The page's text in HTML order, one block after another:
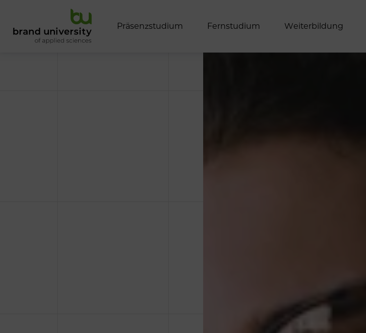
Präsenzstudium Fernstudium Weiterbildung